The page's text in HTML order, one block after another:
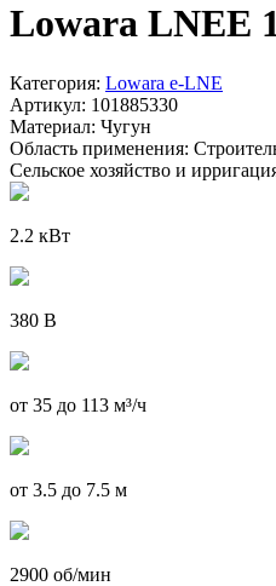
Lowara LNEE
Категория: Lowara e-LNE
Артикул: 101885330
Материал: Чугун
Область применения:
Сельское хозяйство и
2.2 кВт
380 В
от 35 до 113 м³/ч
от 3.5 до 7.5 м
2900 об/мин